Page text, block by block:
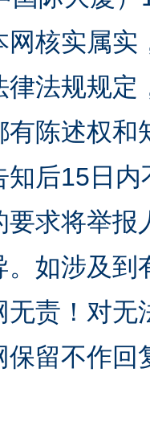
网核实属
律法规规
有陈述权
知后15日
要求将举
。如涉及
无责！对
保留不作